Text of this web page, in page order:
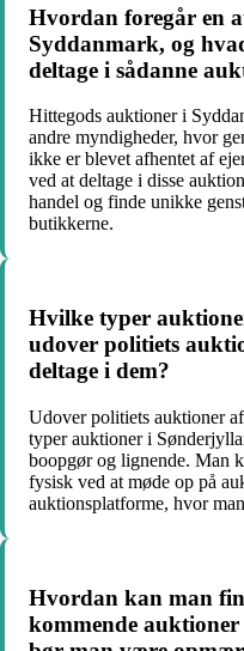
Hvordan foregår en
Syddanmark, og
deltage i sådanne
Hittegods auktioner i
andre myndigheder, hvor
ikke er blevet afhentet af
ved at deltage i disse
handel og finde unikke
butikkerne.
Hvilke typer
udover politiets
deltage i dem?
Udover politiets auktioner
typer auktioner i
boopgør og lignende. Man
fysisk ved at møde op på
auktionsplatforme, hvor
Hvordan kan man
kommende